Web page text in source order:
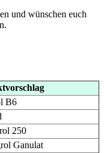
und wünschen euch
B6
250
Ganulat